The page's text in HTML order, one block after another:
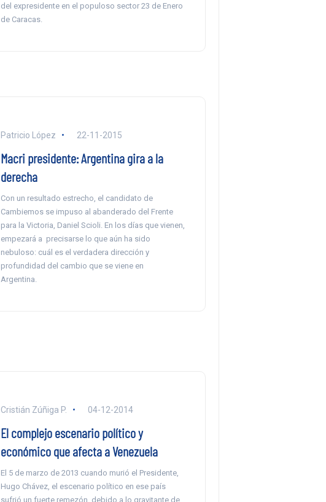
del expresidente en el populoso sector 23 de Enero
de Caracas.
Patricio López 22-11-2015
Macri presidente: Argentina gira a la
derecha
Con un resultado estrecho, el candidato de
Cambiemos se impuso al abanderado del Frente
para la Victoria, Daniel Scioli. En los días que vienen,
empezará a precisarse lo que aún ha sido
nebuloso: cuál es el verdadera dirección y
profundidad del cambio que se viene en
Argentina.
Cristián Zúñiga P. 04-12-2014
El complejo escenario político y
económico que afecta a Venezuela
El 5 de marzo de 2013 cuando murió el Presidente,
Hugo Chávez, el escenario político en ese país
sufrió un fuerte remezón, debido a lo gravitante de